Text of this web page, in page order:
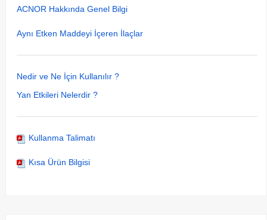
ACNOR Hakkında Genel Bilgi
Aynı Etken Maddeyi İçeren İlaçlar
Nedir ve Ne İçin Kullanılır ?
Yan Etkileri Nelerdir ?
Kullanma Talimatı
Kısa Ürün Bilgisi